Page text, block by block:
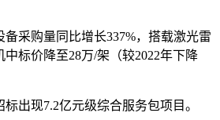
备采购量同比增长337%，搭载激光雷
标价降至28万/架（较2022年下降
出现7.2亿元级综合服务包项目‌。